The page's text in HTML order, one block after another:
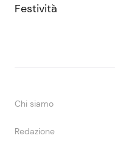
Festività
Chi siamo
Redazione